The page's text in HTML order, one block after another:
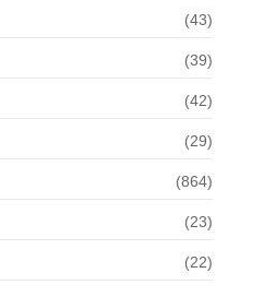
(43)
(39)
(42)
(29)
(864)
(23)
(22)